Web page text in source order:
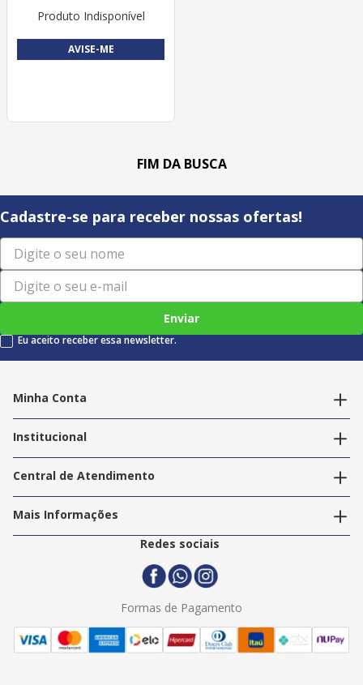
Produto Indisponível
AVISE-ME
Cadastre-se para receber nossas ofertas!
Enviar
Eu aceito receber essa newsletter.
Minha Conta
Editar endereços
Institucional
Nossas Lojas
Trabalhe Conosco
Central de Atendimento
Política de Privacidade
Termos e Condições
Politica de Entrega
Mais Informações
2ª Via Nota Fiscal
Redes sociais
Formas de Pagamento